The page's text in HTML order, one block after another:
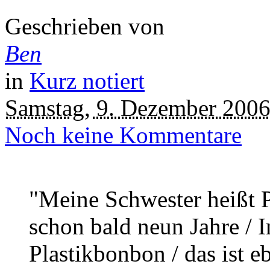
Geschrieben von
Ben
in Kurz notiert
Samstag, 9. Dezember 2006
Noch keine Kommentare
"Meine Schwester heißt
schon bald neun Jahre /
Plastikbonbon / das ist